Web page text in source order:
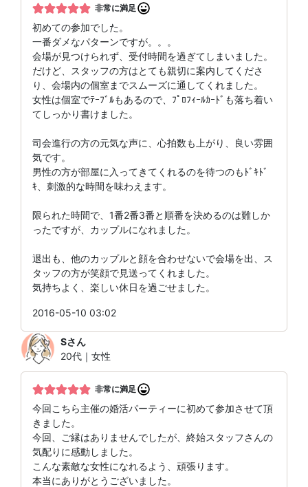
非常に満足
初めての参加でした。
一番ダメなパターンですが。。。
会場が見つけられず、受付時間を過ぎてしまいました。
だけど、スタッフの方はとても親切に案内してくださ
り、会場内の個室までスムーズに通してくれました。
女性は個室でﾃｰﾌﾞﾙもあるので、ﾌﾟﾛﾌｨｰﾙｶｰﾄﾞも落ち着い
てしっかり書けました。
司会進行の方の元気な声に、心拍数も上がり、良い雰囲
気です。
男性の方が部屋に入ってきてくれるのを待つのもﾄﾞｷﾄﾞ
ｷ、刺激的な時間を味わえます。
限られた時間で、1番2番3番と順番を決めるのは難しか
ったですが、カップルになれました。
退出も、他のカップルと顔を合わせないで会場を出、ス
タッフの方が笑顔で見送ってくれました。
気持ちよく、楽しい休日を過ごせました。
2016-05-10 03:02
Sさん
20代｜女性
非常に満足
今回こちら主催の婚活パーティーに初めて参加させて頂
きました。
今回、ご縁はありませんでしたが、終始スタッフさんの
気配りに感動しました。
こんな素敵な女性になれるよう、頑張ります。
本当にありがとうございました。